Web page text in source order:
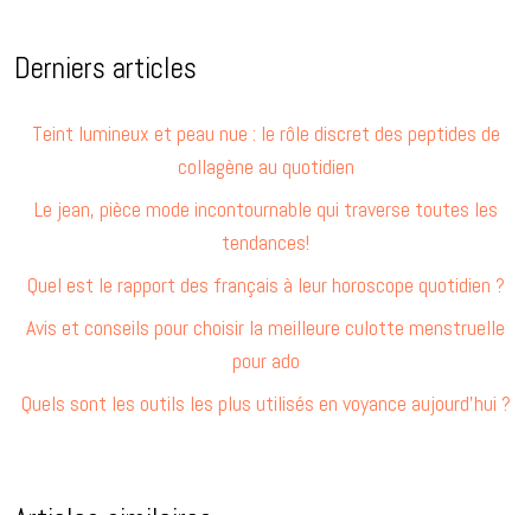
Derniers articles
Teint lumineux et peau nue : le rôle discret des peptides de
collagène au quotidien
Le jean, pièce mode incontournable qui traverse toutes les
tendances!
Quel est le rapport des français à leur horoscope quotidien ?
Avis et conseils pour choisir la meilleure culotte menstruelle
pour ado
Quels sont les outils les plus utilisés en voyance aujourd’hui ?